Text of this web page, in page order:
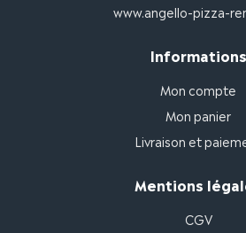
www.angello-pizza-
Informations
Mon compte
Mon panier
Livraison et
Mentions
CGV